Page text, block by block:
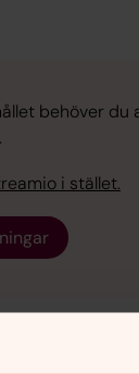
behöver du
i stället.